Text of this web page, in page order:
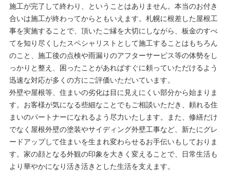
施工が完了して終わり、ということはありません。本当のお付き
合いは施工が終わってからともいえます。札幌に根差した屋根工
事を実施することで、頂いたご縁を大切にしながら、板金のすべ
てを知り尽くしたスペシャリストとして施工することはもちろん
のこと、施工後の点検や雨漏りのアフターサービス等の体勢をし
っかりと整え、困ったことがあればすぐに頼っていただけるよう
迅速な対応が多くの方にご評価いただいています。
外壁や屋根等、住まいの劣化は目に見えにくい部分から始まりま
す。お客様が気になる些細なことでもご相談いただき、頼れる住
まいのパートナーになれるよう尽力いたします。また、修繕だけ
でなく屋根外壁の塗装やサイディング外壁工事など、新たにグレ
ードアップして住まいを生まれ変わらせるお手伝いもしておりま
す。家の顔となる外観の印象を大きく変えることで、日常生活も
より華やかになり活き活きとした生活を支えます。